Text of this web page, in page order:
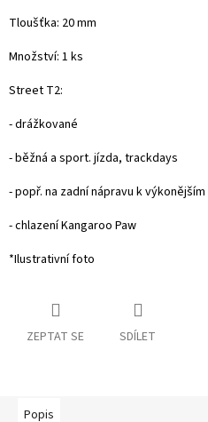
Tloušťka: 20 mm
Množství: 1 ks
Street T2:
- drážkované
- běžná a sport. jízda, trackdays
- popř. na zadní nápravu k
- chlazení Kangaroo Paw
*Ilustrativní foto
ZEPTAT SE SDÍLET
Popis